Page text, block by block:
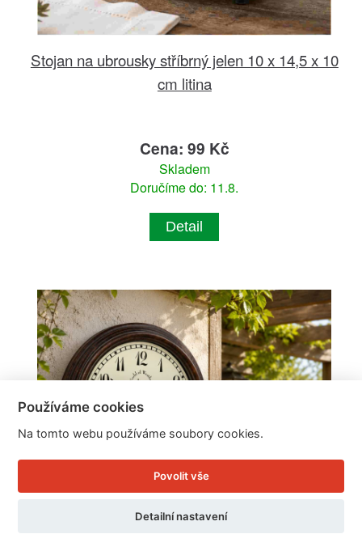
Stojan na ubrousky stříbrný jelen 10 x 14,5 x 10
cm litina
Cena: 99 Kč
Skladem
Doručíme do: 11.8.
Detail
Používáme cookies
Na tomto webu používáme soubory cookies.
Povolit vše
Detailní nastavení